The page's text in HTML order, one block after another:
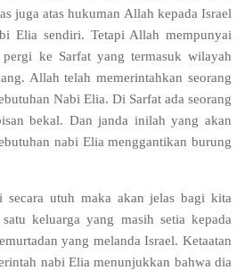
juga atas hukuman Allah kepada Israel
Elia sendiri. Tetapi Allah mempunyai
ke Sarfat yang termasuk wilayah
Allah telah memerintahkan seorang
Nabi Elia. Di Sarfat ada seorang
bekal. Dan janda inilah yang akan
nabi Elia menggantikan burung
utuh maka akan jelas bagi kita
keluarga yang masih setia kepada
yang melanda Israel. Ketaatan
nabi Elia menunjukkan bahwa dia